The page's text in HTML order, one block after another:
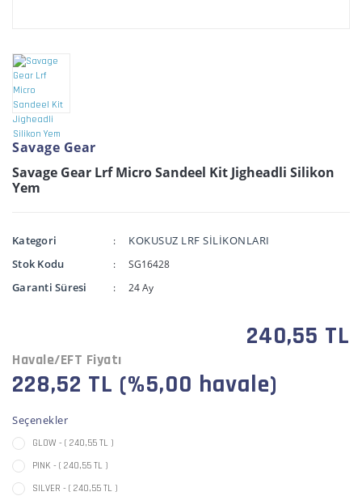
Savage Gear
Savage Gear Lrf Micro Sandeel Kit Jigheadli Silikon
Yem
Kategori
KOKUSUZ LRF SİLİKONLARI
Stok Kodu
SG16428
Garanti Süresi 24 Ay
240,55 TL
Havale/EFT Fiyatı
228,52 TL (%5,00 havale)
Seçenekler
GLOW - ( 240,55 TL )
PINK - ( 240,55 TL )
SILVER - ( 240,55 TL )